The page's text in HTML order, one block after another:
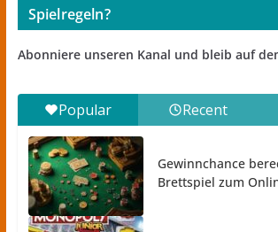
Spielregeln?
Abonniere unseren Kanal und bleib auf
Popular Recent
Gewinnchance
Brettspiel zum